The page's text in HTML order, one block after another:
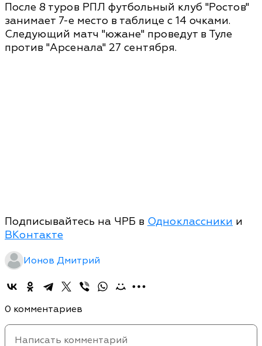
После 8 туров РПЛ футбольный клуб "Ростов"
занимает 7-е место в таблице с 14 очками.
Следующий матч "южане" проведут в Туле
против "Арсенала" 27 сентября.
Подписывайтесь на ЧРБ в Одноклассники и
ВКонтакте
Ионов Дмитрий
0 комментариев